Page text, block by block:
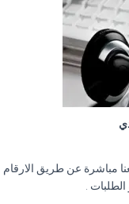
مباشرة عن طريق الارقام
.